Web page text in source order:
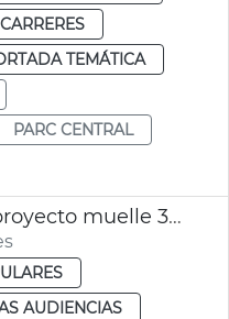
TEMÁTICA
PARC CENTRAL
Licitación redacción proyecto muelle 3 Parc Central València. Espaci Valdés
AUDIENCIAS